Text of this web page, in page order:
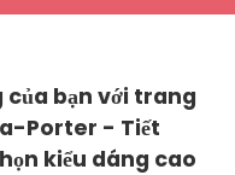
của bạn với trang
Porter - Tiết
kiểu dáng cao